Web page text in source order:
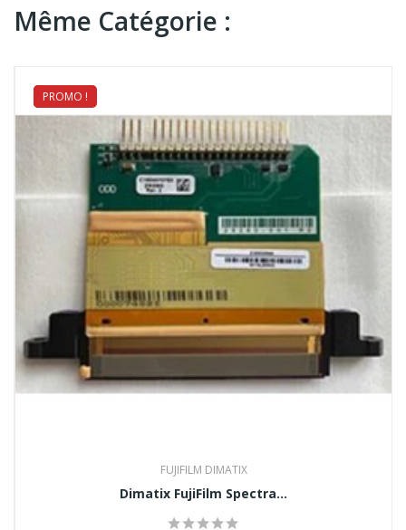
Même Catégorie :
PROMO !
NEUF
FUJIFILM DIMATIX
Dimatix FujiFilm Spectra...